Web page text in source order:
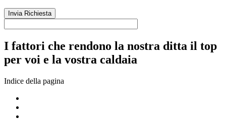
I fattori che rendono la nostra ditta il top
per voi e la vostra caldaia
Indice della pagina